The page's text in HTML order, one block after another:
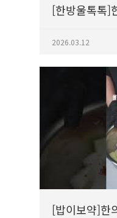
[한방울톡톡]
2026.03.12
[밥이보약]한